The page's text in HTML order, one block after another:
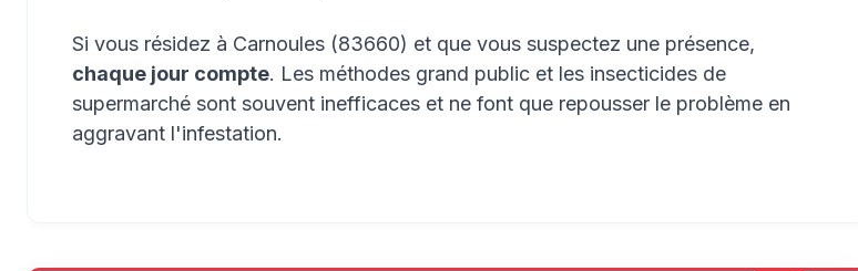
Si vous résidez à Carnoules (83660) et que vous suspectez une présence,
chaque jour compte. Les méthodes grand public et les insecticides de
supermarché sont souvent inefficaces et ne font que repousser le problème en
aggravant l'infestation.